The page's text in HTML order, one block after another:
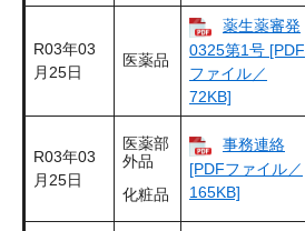
R03年03
月25日
医薬品
薬生薬審発
0325第1号 [PDF
ファイル／
72KB]
R03年03
月25日
医薬部
外品
化粧品
事務連絡
[PDFファイル／
165KB]